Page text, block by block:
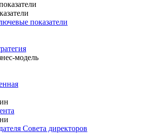
показатели
Совета директоров